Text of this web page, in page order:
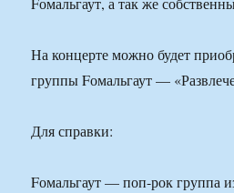
На концерте можно будет
группы Fомальгаут —
Для справки:
Fомальгаут — поп-рок группа